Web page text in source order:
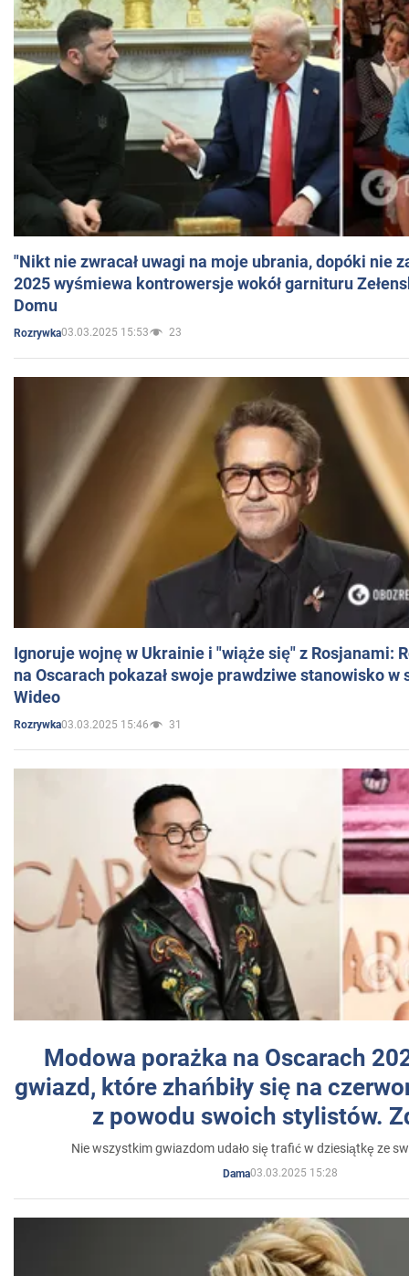
"Nikt nie zwracał uwagi na moje ubrania, dopóki nie
2025 wyśmiewa kontrowersje wokół garnituru
Domu
Rozrywka03.03.2025 15:53 23
Ignoruje wojnę w Ukrainie i "wiąże się" z Rosjanami:
na Oscarach pokazał swoje prawdziwe stanowisko w
Wideo
Rozrywka03.03.2025 15:46 31
Modowa porażka na Oscarach
gwiazd, które zhańbiły się na
z powodu swoich stylistów.
Nie wszystkim gwiazdom udało się trafić w dziesiątkę ze
Dama03.03.2025 15:28